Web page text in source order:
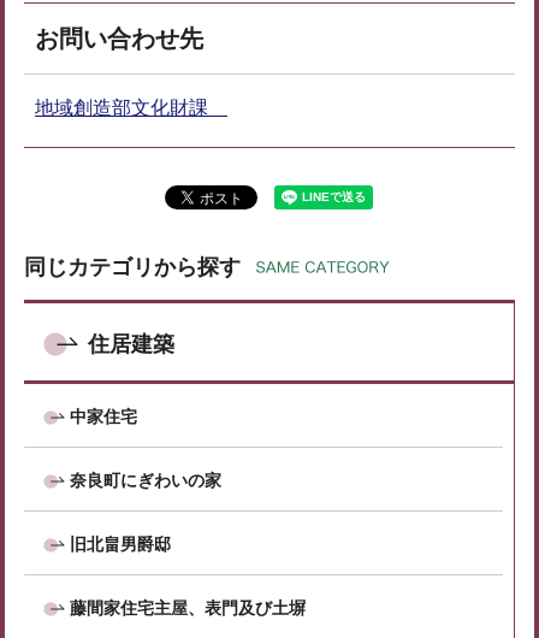
お問い合わせ先
地域創造部文化財課
同じカテゴリから探す
住居建築
中家住宅
奈良町にぎわいの家
旧北畠男爵邸
藤間家住宅主屋、表門及び土塀